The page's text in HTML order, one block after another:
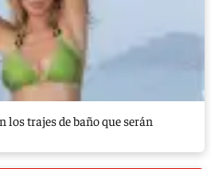
los trajes de baño que serán